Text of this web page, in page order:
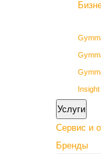
Insight
Услуги
Сервис и
Бренды